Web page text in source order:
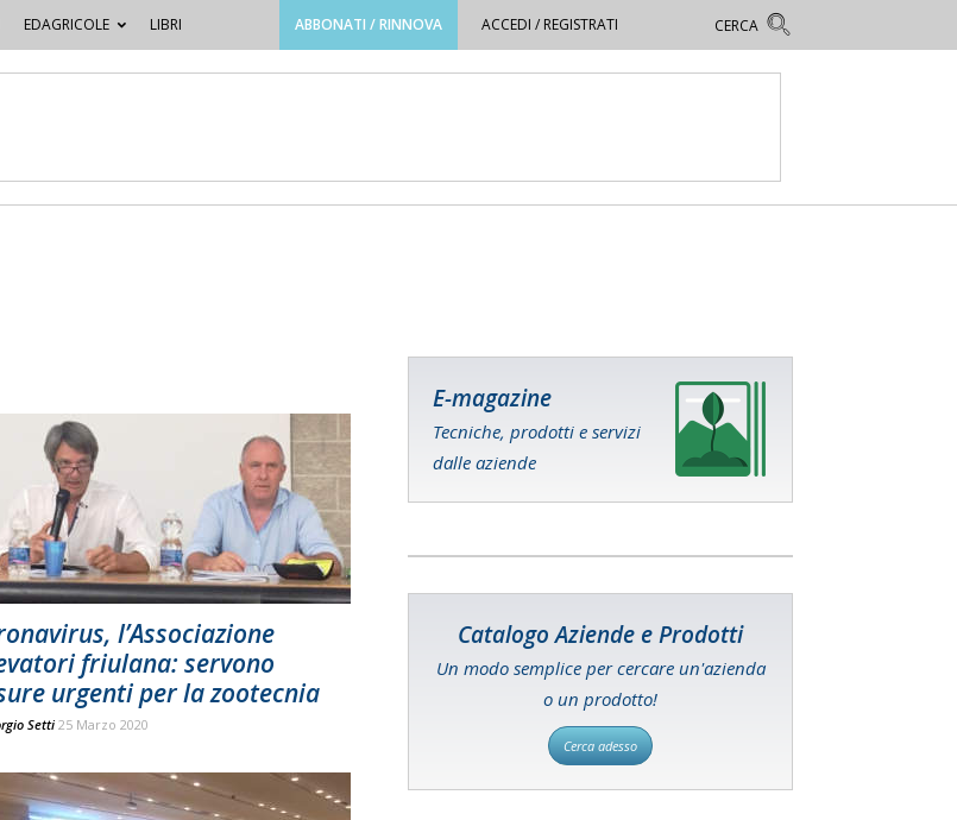
EDAGRICOLE LIBRI ABBONATI / RINNOVA ACCEDI / REGISTRATI
l’Associazione
friulana: servono
urgenti per la zootecnia
Setti 25 Marzo 2020
E-magazine
Tecniche, prodotti e servizi
dalle aziende
Catalogo Aziende e Prodotti
Un modo semplice per cercare un'azienda
o un prodotto!
Cerca adesso